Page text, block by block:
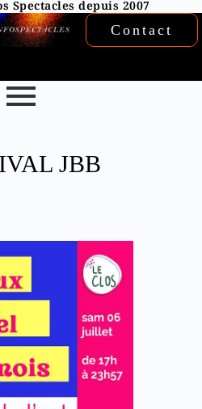
Spectacles depuis 2007
Contact
JBB